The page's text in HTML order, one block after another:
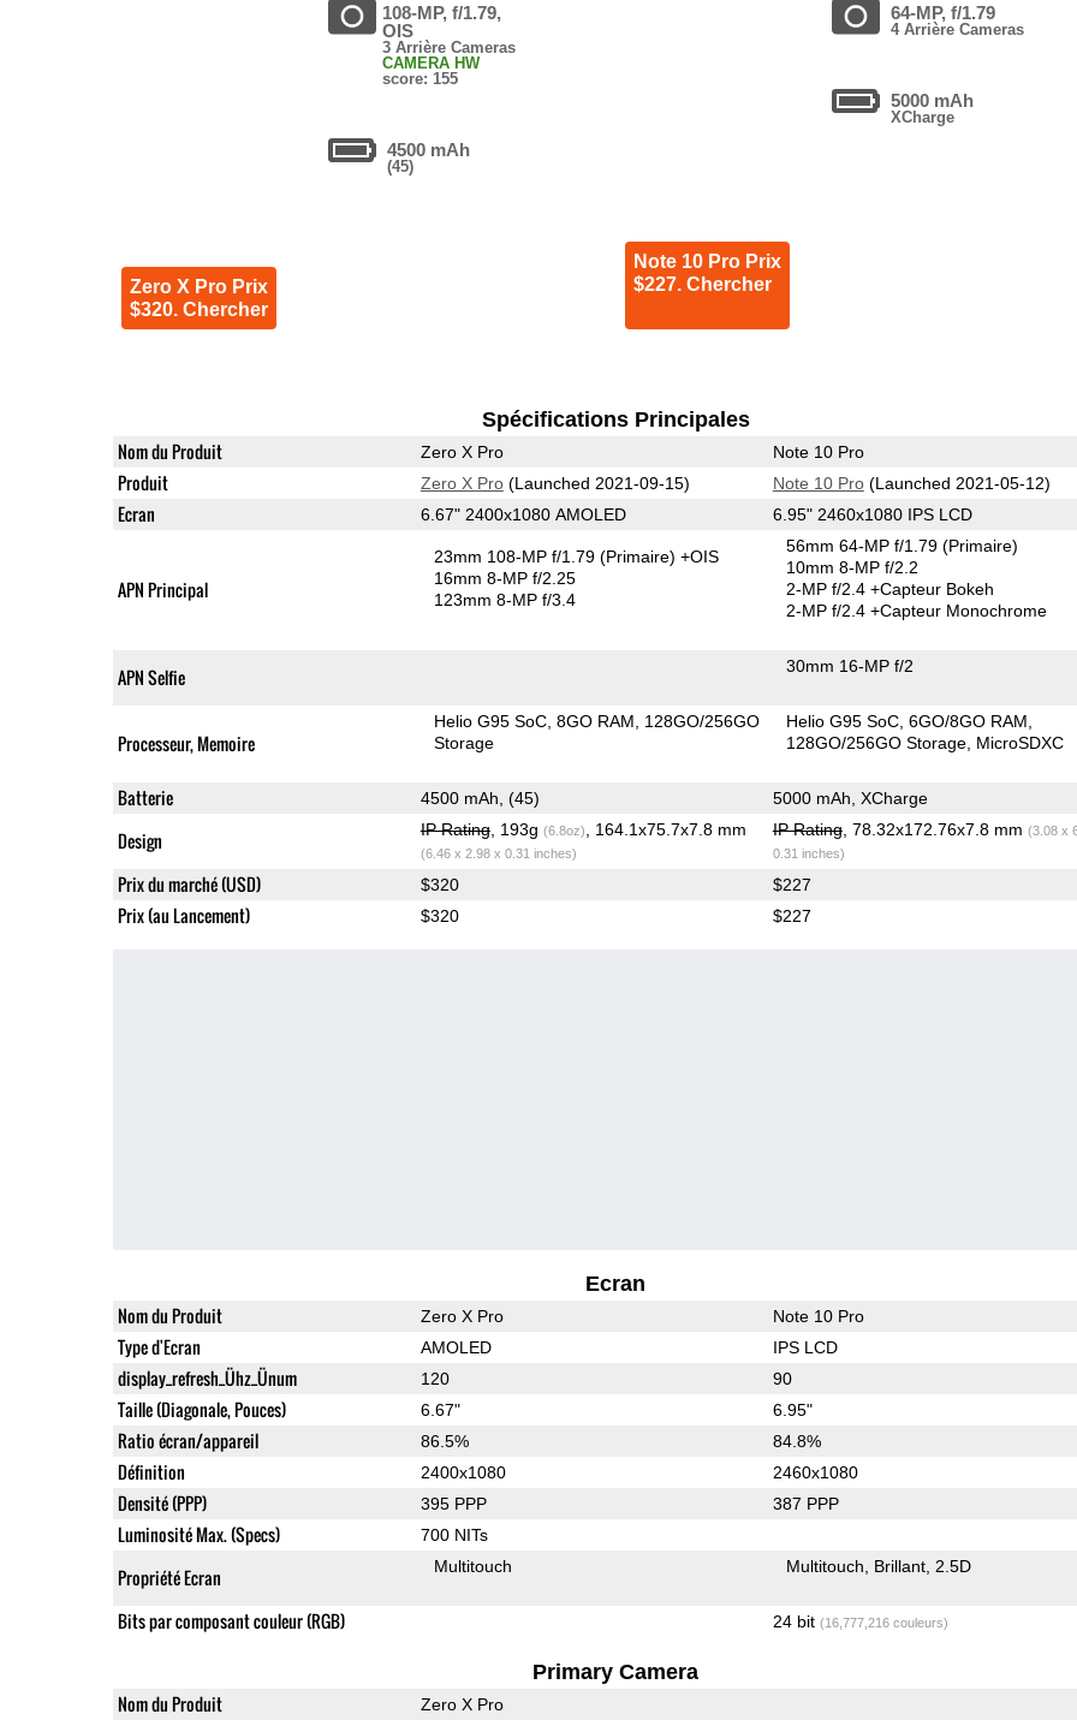
108-MP, f/1.79,
OIS
3 Arrière Cameras
CAMERA HW
score: 155
4500 mAh
(45)
Zero X Pro Prix
$320. Chercher
64-MP, f/1.79
4 Arrière Cameras
5000 mAh
XCharge
Note 10 Pro Prix
$227. Chercher
Spécifications Principales
Nom du Produit Zero X Pro Note 10 Pro
Produit Zero X Pro(Launched 2021-09-15) Note 10 Pro(Launched 2021-05-12)
Ecran 6.67" 2400x1080 AMOLED 6.95" 2460x1080 IPS LCD
APN Principal
23mm 108-MP f/1.79(Primaire) +OIS
16mm 8-MP f/2.25
123mm 8-MP f/3.4
56mm 64-MP f/1.79(Primaire)
10mm 8-MP f/2.2
2-MP f/2.4+Capteur Bokeh
2-MP f/2.4+Capteur Monochrome
APN Selfie 30mm 16-MP f/2
Processeur, Memoire
Helio G95 SoC 8GO RAM
128GO/256GO
Storage
Helio G95 SoC 6GO/8GO RAM
128GO/256GO Storage MicroSDXC
Batterie 4500 mAh, (45) 5000 mAh, XCharge
Design IP Rating, 193g (6.8oz) , 164.1x75.7x7.8 mm
(6.46 x 2.98 x 0.31 inches)
IP Rating, 78.32x172.76x7.8 mm (3.08 x
0.31 inches)
Prix du marché (USD) $320 $227
Prix (au Lancement) $320 $227
Ecran
Nom du Produit Zero X Pro Note 10 Pro
Type d'Ecran AMOLED IPS LCD
display_refresh_Ühz_Ünum 120 90
Taille (Diagonale, Pouces) 6.67" 6.95"
Ratio écran/appareil 86.5% 84.8%
Définition 2400x1080 2460x1080
Densité (PPP) 395 PPP 387 PPP
Luminosité Max. (Specs) 700 NITs
Propriété Ecran Multitouch Multitouch Brillant 2.5D
Bits par composant couleur (RGB) 24 bit (16,777,216 couleurs)
Primary Camera
Nom du Produit Zero X Pro